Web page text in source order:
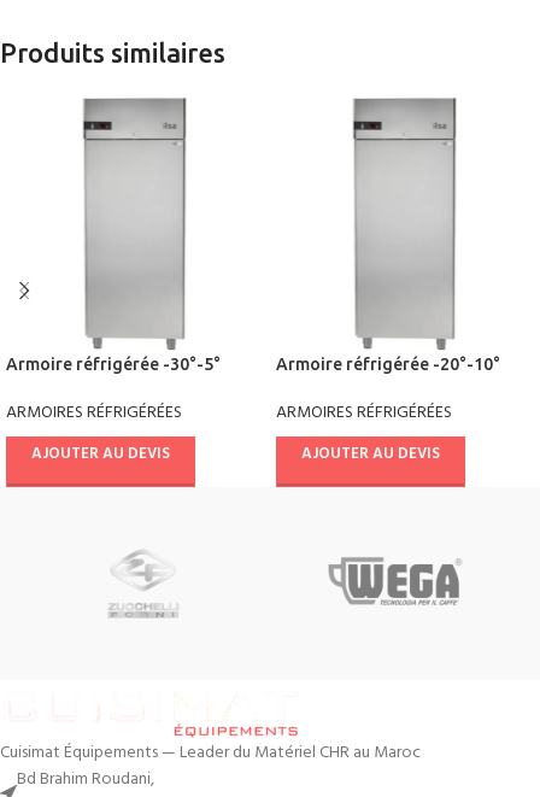
Produits similaires
Armoire réfrigérée -30°-5°
ANGEX4530
ARMOIRES RÉFRIGÉRÉES
AJOUTER AU DEVIS
Armoire réfrigérée -20°-10°
ARMOIRES RÉFRIGÉRÉES
AJOUTER AU DEVIS
Cuisimat Équipements — Leader du Matériel CHR au Maroc
Bd Brahim Roudani,